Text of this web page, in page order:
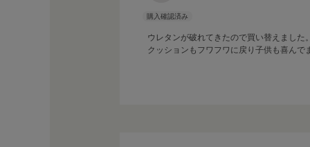
ウレタンが破れてきたので買い替えました。
クッションもフワフワに戻り子供も喜んで